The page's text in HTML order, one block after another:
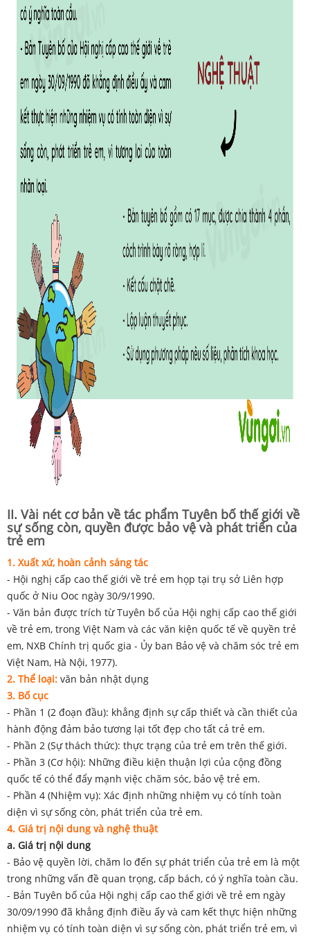
II. Vài nét cơ bản về tác phẩm Tuyên bố thế giới về
sự sống còn, quyền được bảo vệ và phát triển của
trẻ em
1. Xuất xứ, hoàn cảnh sáng tác
- Hội nghị cấp cao thế giới về trẻ em họp tại trụ sở Liên hợp
quốc ở Niu Ooc ngày 30/9/1990.
- Văn bản được trích từ Tuyên bố của Hội nghị cấp cao thế giới
về trẻ em, trong Việt Nam và các văn kiện quốc tế về quyền trẻ
em, NXB Chính trị quốc gia - Ủy ban Bảo vệ và chăm sóc trẻ em
Việt Nam, Hà Nội, 1977).
2. Thể loại: văn bản nhật dụng
3. Bố cục
- Phần 1 (2 đoạn đầu): khẳng định sự cấp thiết và cần thiết của
hành động đảm bảo tương lại tốt đẹp cho tất cả trẻ em.
- Phần 2 (Sự thách thức): thực trạng của trẻ em trên thế giới.
- Phần 3 (Cơ hội): Những điều kiện thuận lợi của cộng đồng
quốc tế có thể đẩy mạnh việc chăm sóc, bảo vệ trẻ em.
- Phần 4 (Nhiệm vụ): Xác định những nhiệm vụ có tính toàn
diện vì sự sống còn, phát triển của trẻ em.
4. Giá trị nội dung và nghệ thuật
a. Giá trị nội dung
- Bảo vệ quyền lời, chăm lo đến sự phát triển của trẻ em là một
trong những vấn đề quan trọng, cấp bách, có ý nghĩa toàn cầu.
- Bản Tuyên bố của Hội nghị cấp cao thế giới về trẻ em ngày
30/09/1990 đã khẳng định điều ấy và cam kết thực hiện những
nhiệm vụ có tính toàn diện vì sự sống còn, phát triển trẻ em, vì